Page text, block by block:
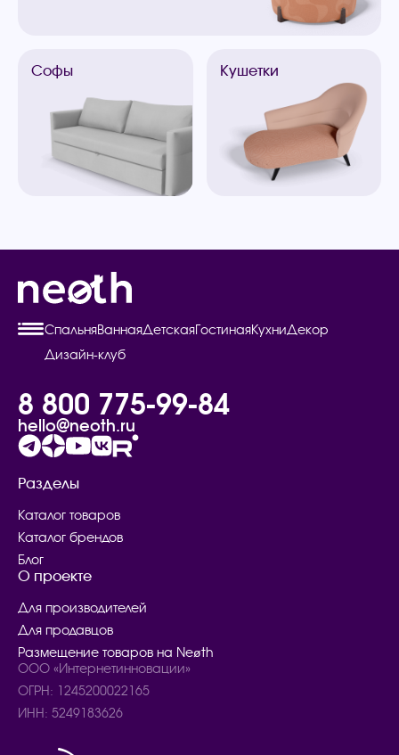
Софы Кушетки
СпальняВаннаяДетскаяГостинаяКухниДекор
Дизайн-клуб
8 800 775-99-84
hello@neoth.ru
Разделы
Каталог товаров
Каталог брендов
Блог
О проекте
Для производителей
Для продавцов
Размещение товаров на Neøth
ООО «Интернетинновации»
ОГРН: 1245200022165
ИНН: 5249183626